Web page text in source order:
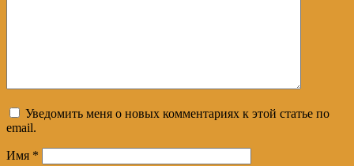
Уведомить меня о новых комментариях к этой статье по
email.
Имя *